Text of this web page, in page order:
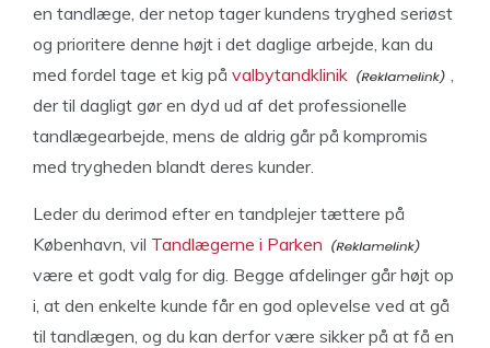
en tandlæge, der netop tager kundens tryghed seriøst
og prioritere denne højt i det daglige arbejde, kan du
med fordel tage et kig på valbytandklinik
,
der til dagligt gør en dyd ud af det professionelle
tandlægearbejde, mens de aldrig går på kompromis
med trygheden blandt deres kunder.
Leder du derimod efter en tandplejer tættere på
København, vil Tandlægerne i Parken
være et godt valg for dig. Begge afdelinger går højt op
i, at den enkelte kunde får en god oplevelse ved at gå
til tandlægen, og du kan derfor være sikker på at få en